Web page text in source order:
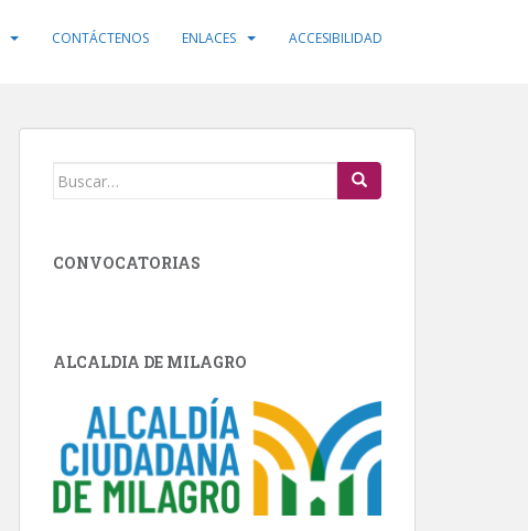
CONTÁCTENOS ENLACES ACCESIBILIDAD
Buscar:
CONVOCATORIAS
ALCALDIA DE MILAGRO